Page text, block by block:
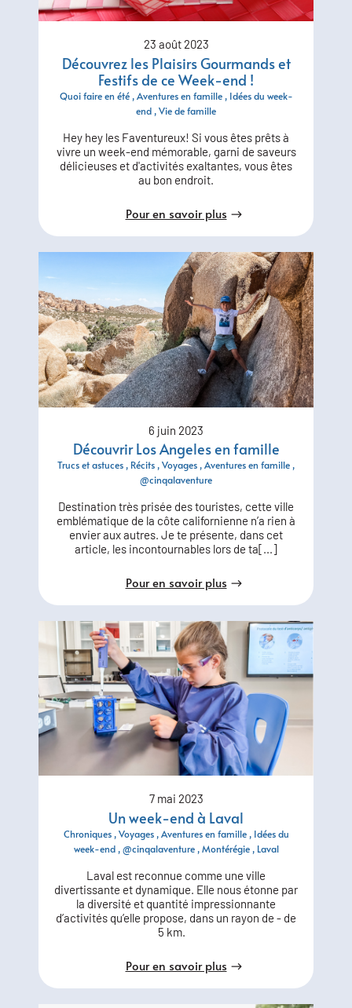
23 août 2023
Découvrez les Plaisirs Gourmands et
Festifs de ce Week-end !
Quoi faire en été Aventures en famille
Idées du week-
end Vie de famille
Hey hey les Faventureux! Si vous êtes prêts à
vivre un week-end mémorable, garni de saveurs
délicieuses et d'activités exaltantes, vous êtes
au bon endroit.
Pour en savoir plus
6 juin 2023
Découvrir Los Angeles en famille
Trucs et astuces Récits Voyages Aventures en famille
@cinqalaventure
Destination très prisée des touristes, cette ville
emblématique de la côte californienne n’a rien à
envier aux autres. Je te présente, dans cet
article, les incontournables lors de ta[...]
Pour en savoir plus
7 mai 2023
Un week-end à Laval
Chroniques Voyages Aventures en famille
Idées du
week-end @cinqalaventure Montérégie Laval
Laval est reconnue comme une ville
divertissante et dynamique. Elle nous étonne par
la diversité et quantité impressionnante
d’activités qu’elle propose, dans un rayon de - de
5 km.
Pour en savoir plus